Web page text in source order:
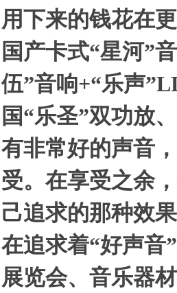
用下来的钱花在
国产卡式“星河”
伍”音响+“乐声”
国“乐圣”双功放
有非常好的声音
受。在享受之余
己追求的那种效
在追求着“好声音
展览会、音乐器